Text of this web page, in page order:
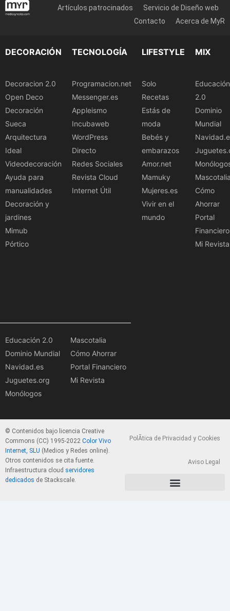
Artículos patrocinados
Servicio de Diseño web
Contacto
Acerca de MyR
DECORACIÓN
Decoracion 2.0
Open Deco
Decoración
Sueca
Arquitectura
Ideal
Videodecoración
Ayuda para
manualidades
Decoración y
jardines
Mimub
Pórtico
TECNOLOGÍA
Programacion.net
Messenger.es
Appleismo
Incubaweb
WordPress
Directo
Redes Sociales
Revista Cloud
Internet Útil
LIFESTYLE
Solo
Recetas
Estás de
moda
Bebés y
embarazos
Amor.net
Mamuky
Mujeres.es
Vivir en el
mundo
MIX
Educación
2.0
Dominio
Mundial
Cómo
Ahorrar
Portal
Financiero
Mi Revista
Educación 2.0
Dominio Mundial
Navidad.es
Juguetes.org
Monólogos
Mascotalia
Cómo Ahorrar
Portal Financiero
Mi Revista
© Contenidos bajo licencia Creative
Commons (CC) 1995-2022 Color Vivo
Internet, SLU (Medios y Redes online).
Otros contenidos se cita fuente.
Infraestructura cloud servidores
dedicados de Stackscale.
PolÃ­tica de Privacidad y Cookies
Aviso Legal